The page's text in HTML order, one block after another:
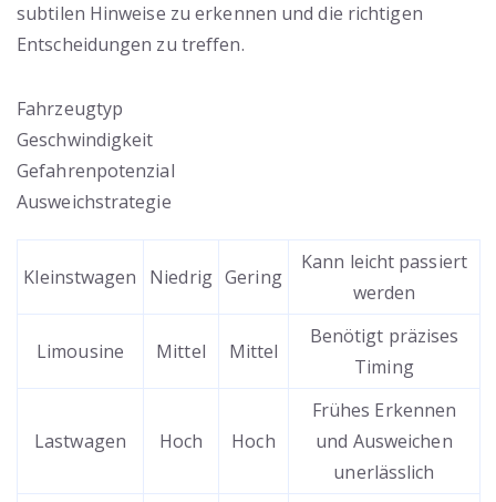
subtilen Hinweise zu erkennen und die richtigen
Entscheidungen zu treffen.
Fahrzeugtyp
Geschwindigkeit
Gefahrenpotenzial
Ausweichstrategie
Kleinstwagen Niedrig Gering
Kann leicht passiert
werden
Limousine Mittel Mittel
Benötigt präzises
Timing
Lastwagen Hoch Hoch
Frühes Erkennen
und Ausweichen
unerlässlich